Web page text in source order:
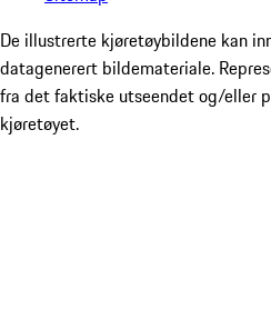
De illustrerte kjøretøybildene kan
datagenerert bildemateriale.
fra det faktiske utseendet og/eller
kjøretøyet.